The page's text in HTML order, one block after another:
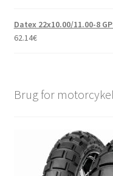
Datex 22x10.00/11.00-8
62.14€
Brug for